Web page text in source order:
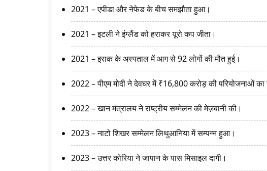
2021 – एपीडा और नेफेड के बीच समझौता हुआ।
2021 – इटली ने इंग्लैंड को हराकर यूरो कप जीता।
2021 – इराक के अस्पताल में आग से 92 लोगों की मौत हुई।
2022 – पीएम मोदी ने देवघर में ₹16,800 करोड़ की परियोजनाओं का
2022 – खान मंत्रालय ने राष्ट्रीय सम्मेलन की मेज़बानी की।
2023 – नाटो शिखर सम्मेलन लिथुआनिया में सम्पन्न हुआ।
2023 – उत्तर कोरिया ने जापान के पास मिसाइल दागी।